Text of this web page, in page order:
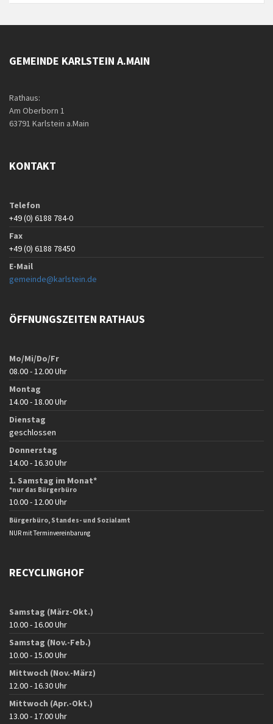
GEMEINDE KARLSTEIN A.MAIN
Rathaus:
Am Oberborn 1
63791 Karlstein a.Main
KONTAKT
Telefon
+49 (0) 6188 784-0
Fax
+49 (0) 6188 78450
E-Mail
gemeinde@karlstein.de
ÖFFNUNGSZEITEN RATHAUS
Mo/Mi/Do/Fr
08.00 - 12.00 Uhr
Montag
14.00 - 18.00 Uhr
Dienstag
geschlossen
Donnerstag
14.00 - 16.30 Uhr
1. Samstag im Monat*
*nur das Bürgerbüro
10.00 - 12.00 Uhr
Bürgerbüro, Standes- und Sozialamt
NUR mit Terminvereinbarung
RECYCLINGHOF
Samstag (März-Okt.)
10.00 - 16.00 Uhr
Samstag (Nov.-Feb.)
10.00 - 15.00 Uhr
Mittwoch (Nov.-März)
12.00 - 16.30 Uhr
Mittwoch (Apr.-Okt.)
13.00 - 17.00 Uhr